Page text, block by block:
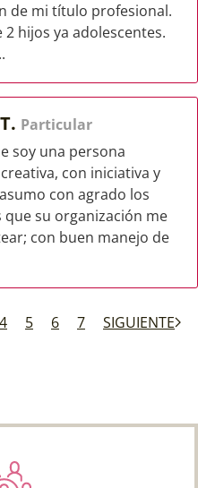
de mi título profesional.
2 hijos ya adolescentes.
Particular
soy una persona
con iniciativa y
con agrado los
que su organización me
con buen manejo de
4 5 6 7 SIGUIENTE